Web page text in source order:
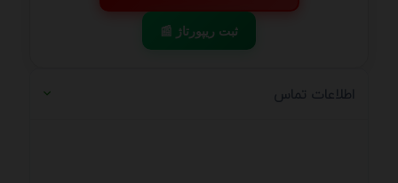
📰 ثبت ریپورتاژ
اطلاعات تماس